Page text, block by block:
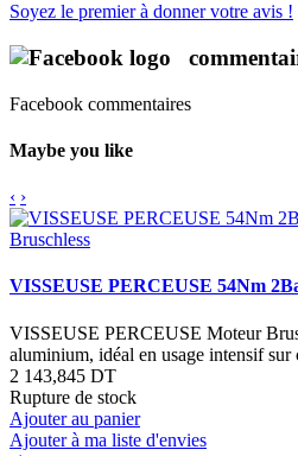
Soyez le premier à donner votre avis !
Facebook commentaires
Maybe you like
‹ ›
VISSEUSE PERCEUSE 54Nm
VISSEUSE PERCEUSE Moteur
aluminium, idéal en usage intensif sur
2 143,845 DT
Rupture de stock
Ajouter au panier
Ajouter à ma liste d'envies